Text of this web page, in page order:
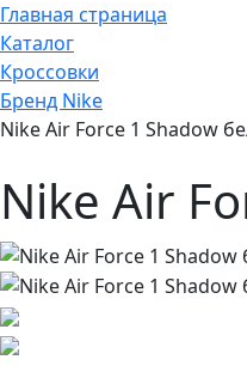
Главная страница
Каталог
Кроссовки
Бренд Nike
Nike Air Force 1 Shadow
Nike Air